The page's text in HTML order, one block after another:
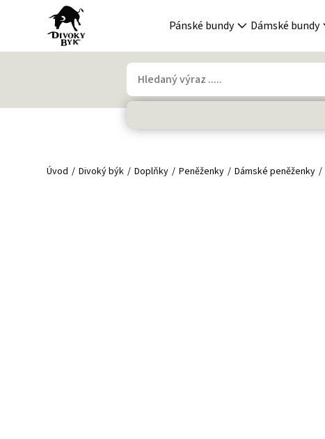
Pánské bundy Dámské bundy
Úvod Divoký býk Doplňky Peněženky Dámské peněženky